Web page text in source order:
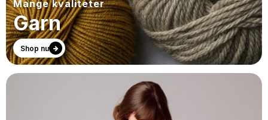
Mange kvaliteter
Garn
Shop nu